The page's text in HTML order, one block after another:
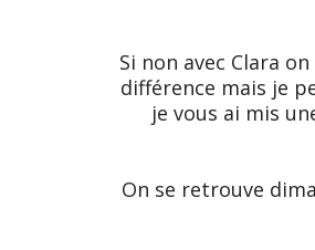
Si non avec Clara on
différence mais je
je vous ai mis
On se retrouve